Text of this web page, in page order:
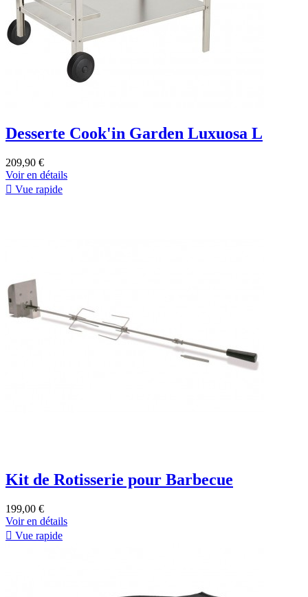
Desserte Cook'in Garden Luxuosa L
209,90 €
Voir en détails
 Vue rapide
Kit de Rotisserie pour Barbecue
199,00 €
Voir en détails
 Vue rapide